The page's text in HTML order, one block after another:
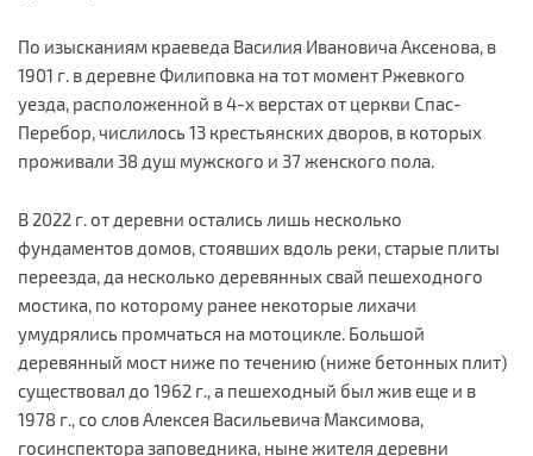
По изысканиям краеведа Василия Ивановича Аксенова, в
1901 г. в деревне Филиповка на тот момент Ржевкого
уезда, расположенной в 4-х верстах от церкви Спас-
Перебор, числилось 13 крестьянских дворов, в которых
проживали 38 душ мужского и 37 женского пола.
В 2022 г. от деревни остались лишь несколько
фундаментов домов, стоявших вдоль реки, старые плиты
переезда, да несколько деревянных свай пешеходного
мостика, по которому ранее некоторые лихачи
умудрялись промчаться на мотоцикле. Большой
деревянный мост ниже по течению (ниже бетонных плит)
существовал до 1962 г., а пешеходный был жив еще и в
1978 г., со слов Алексея Васильевича Максимова,
госинспектора заповедника, ныне жителя деревни